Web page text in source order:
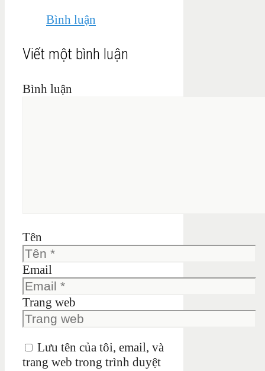
Bình luận
Viết một bình luận
Bình luận
Tên
Email
Trang web
Lưu tên của tôi, email, và
trang web trong trình duyệt